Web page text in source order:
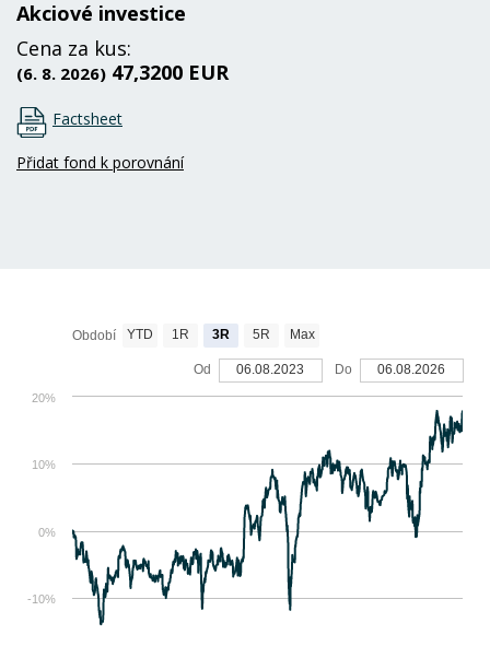
Akciové investice
Cena za kus:
(6. 8. 2026) 47,3200 EUR
Factsheet
Přidat fond k porovnání
-10%
0%
10%
20%
Období YTD 1R 3R 5R Max
Od 06.08.2023 Do 06.08.2026